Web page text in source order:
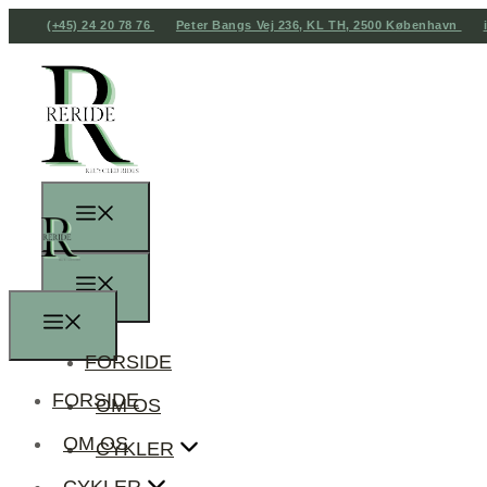
(+45) 24 20 78 76 Peter Bangs Vej 236, KL TH, 2500 København
FORSIDE
OM OS
CYKLER
FORSIDE
OM OS